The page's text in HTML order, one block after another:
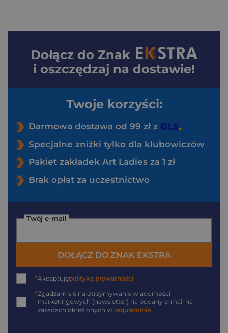
Dołącz do Znak
i oszczędzaj na dostawie!
Twoje korzyści:
Darmowa dostawa od 99 zł z
Specjalne zniżki tylko dla klubowiczów
Pakiet zakładek Art Ladies za 1 zł
Brak opłat za uczestnictwo
Twój e-mail
DOŁĄCZ DO ZNAK EKSTRA
*Akceptujępolitykę prywatności
*Zgadzam się na otrzymywanie wiadomości
marketingowych (newsletter) na podany e-mail na
zasadach określonych w regulaminie